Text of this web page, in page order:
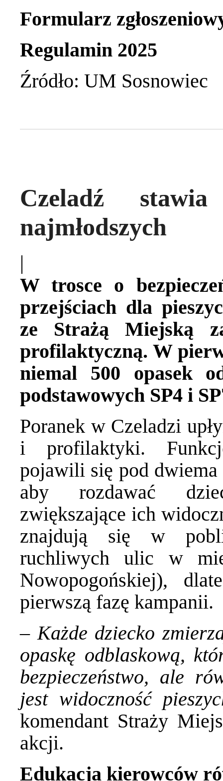
Formularz
Regulamin 2025
Źródło: UM Sosnowiec
Czeladź
najmłodszych
|
W trosce o
przejściach dla
ze Strażą Miejską
profilaktyczną. W
niemal 500 opasek
podstawowych SP4 i
Poranek w Czeladzi
i profilaktyki.
pojawili się pod dwiema
aby rozdawać
zwiększające ich
znajdują się w
ruchliwych ulic w
Nowopogońskiej),
pierwszą fazę kampanii.
–Każde dziecko
opaskę odblaskową,
bezpieczeństwo, ale
jest widoczność
komendant Straży
akcji.
Edukacja kierowców